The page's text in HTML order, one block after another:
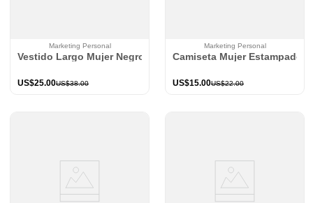
Marketing Personal
Vestido Largo Mujer Negro Mp 114391
US$38.00
US$25.00
Marketing Personal
Camiseta Mujer Estampado
US$22.00
US$15.00